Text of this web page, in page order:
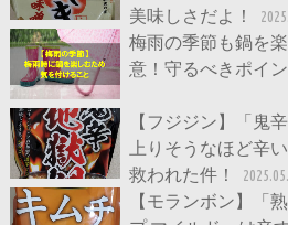
美味しさだよ！
梅雨の季節も鍋を
意！守るべきポイ
【フジジン】「鬼
上りそうなほど辛
救われた件！
【モランボン】「